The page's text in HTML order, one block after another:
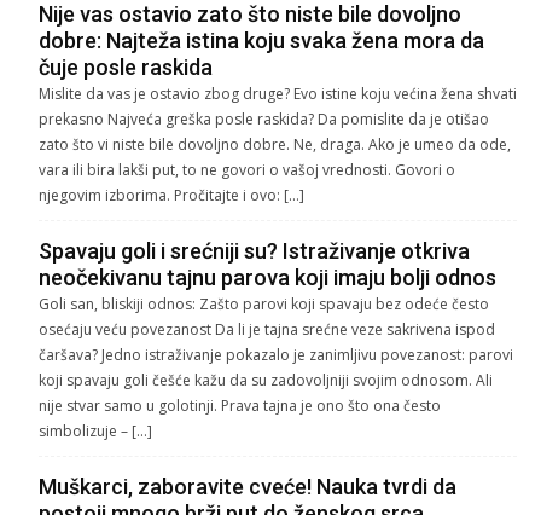
Nije vas ostavio zato što niste bile dovoljno
dobre: Najteža istina koju svaka žena mora da
čuje posle raskida
Mislite da vas je ostavio zbog druge? Evo istine koju većina žena shvati
prekasno Najveća greška posle raskida? Da pomislite da je otišao
zato što vi niste bile dovoljno dobre. Ne, draga. Ako je umeo da ode,
vara ili bira lakši put, to ne govori o vašoj vrednosti. Govori o
njegovim izborima. Pročitajte i ovo: […]
Spavaju goli i srećniji su? Istraživanje otkriva
neočekivanu tajnu parova koji imaju bolji odnos
Goli san, bliskiji odnos: Zašto parovi koji spavaju bez odeće često
osećaju veću povezanost Da li je tajna srećne veze sakrivena ispod
čaršava? Jedno istraživanje pokazalo je zanimljivu povezanost: parovi
koji spavaju goli češće kažu da su zadovoljniji svojim odnosom. Ali
nije stvar samo u golotinji. Prava tajna je ono što ona često
simbolizuje – […]
Muškarci, zaboravite cveće! Nauka tvrdi da